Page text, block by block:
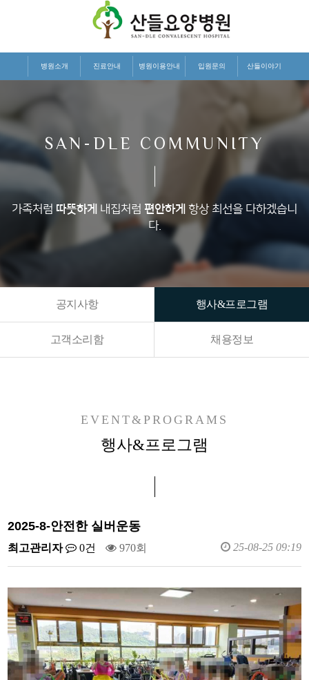
병원소개 진료안내 병원이용안내 입원문의 산들이야기
SAN-DLE COMMUNITY
가족처럼 따뜻하게 내집처럼 편안하게 항상 최선을 다하겠습니
다.
공지사항 행사&프로그램
고객소리함 채용정보
EVENT&PROGRAMS
행사&프로그램
2025-8-안전한 실버운동
최고관리자 0건 970회 25-08-25 09:19